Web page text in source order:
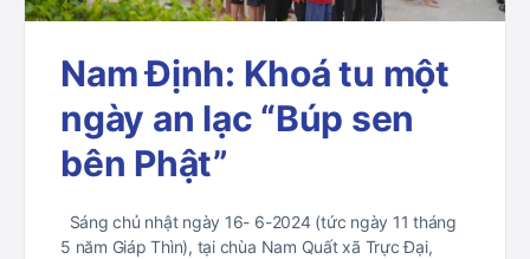
Nam Định: Khoá tu một
ngày an lạc “Búp sen
bên Phật”
Sáng chủ nhật ngày 16- 6-2024 (tức ngày 11 tháng
5 năm Giáp Thìn), tại chùa Nam Quất xã Trực Đại,